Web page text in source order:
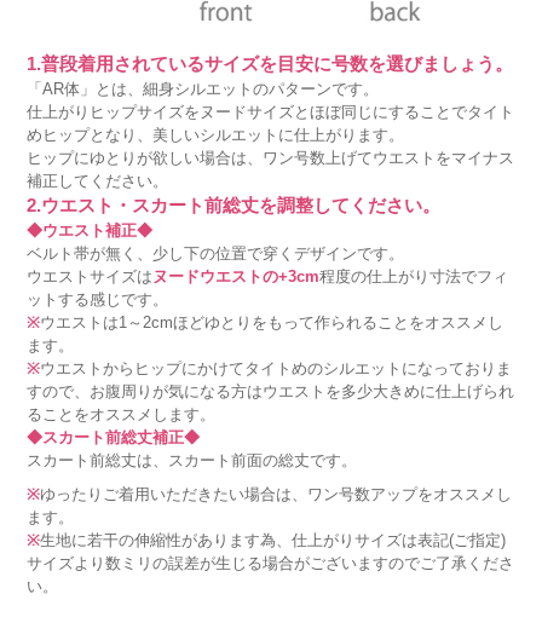
1.普段着用されているサイズを目安に号数を選びましょう。
「AR体」とは、細身シルエットのパターンです。
仕上がりヒップサイズをヌードサイズとほぼ同じにすることでタイト
めヒップとなり、美しいシルエットに仕上がります。
ヒップにゆとりが欲しい場合は、ワン号数上げてウエストをマイナス
補正してください。
2.ウエスト・スカート前総丈を調整してください。
◆ウエスト補正◆
ベルト帯が無く、少し下の位置で穿くデザインです。
ウエストサイズは ヌードウエストの+3cm程度の仕上がり寸法でフィ
ットする感じです。
※ウエストは1～2cmほどゆとりをもって作られることをオススメし
ます。
※ウエストからヒップにかけてタイトめのシルエットになっておりま
すので、お腹周りが気になる方はウエストを多少大きめに仕上げられ
ることをオススメします。
◆スカート前総丈補正◆
スカート前総丈は、スカート前面の総丈です。
※ゆったりご着用いただきたい場合は、ワン号数アップをオススメし
ます。
※生地に若干の伸縮性があります為、仕上がりサイズは表記(ご指定)
サイズより数ミリの誤差が生じる場合がございますのでご了承くださ
い。